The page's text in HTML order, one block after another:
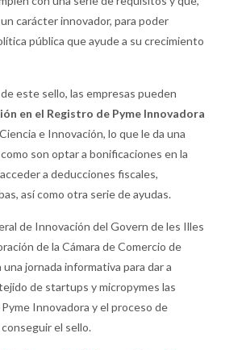
carácter innovador, para poder
pública que ayude a su crecimiento
este sello, las empresas pueden
en el Registro de Pyme Innovadora
e Innovación, lo que le da una
son optar a bonificaciones en la
a deducciones fiscales,
así como otra serie de ayudas.
de Innovación del Govern de les Illes
de la Cámara de Comercio de
una jornada informativa para dar a
de startups y micropymes las
Innovadora y el proceso de
el sello.